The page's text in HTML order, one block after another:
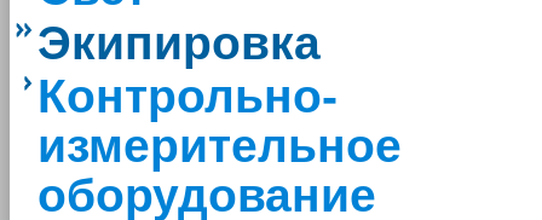
Экипировка
Контрольно-
измерительное
оборудование